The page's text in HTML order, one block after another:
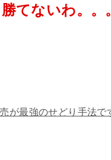
てないわ。。
が最強のせどり手法で